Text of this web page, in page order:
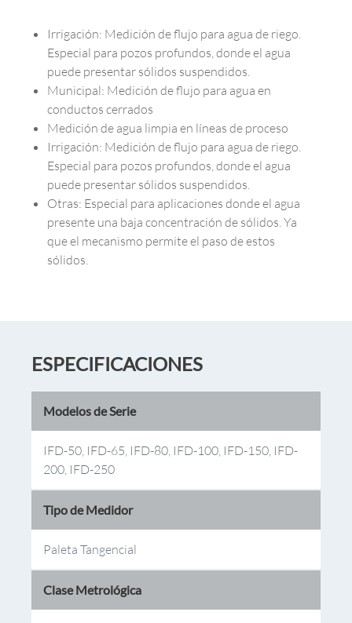
Irrigación: Medición de flujo para agua de riego.
Especial para pozos profundos, donde el agua
puede presentar sólidos suspendidos.
Municipal: Medición de flujo para agua en
conductos cerrados
Medición de agua limpia en líneas de proceso
Irrigación: Medición de flujo para agua de riego.
Especial para pozos profundos, donde el agua
puede presentar sólidos suspendidos.
Otras: Especial para aplicaciones donde el agua
presente una baja concentración de sólidos. Ya
que el mecanismo permite el paso de estos
sólidos.
ESPECIFICACIONES
Modelos de Serie
IFD-50, IFD-65, IFD-80, IFD-100, IFD-150, IFD-
200, IFD-250
Tipo de Medidor
Paleta Tangencial
Clase Metrológica